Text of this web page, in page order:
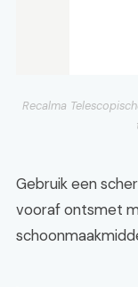
Recalma
Gebruik een
vooraf ontsmet